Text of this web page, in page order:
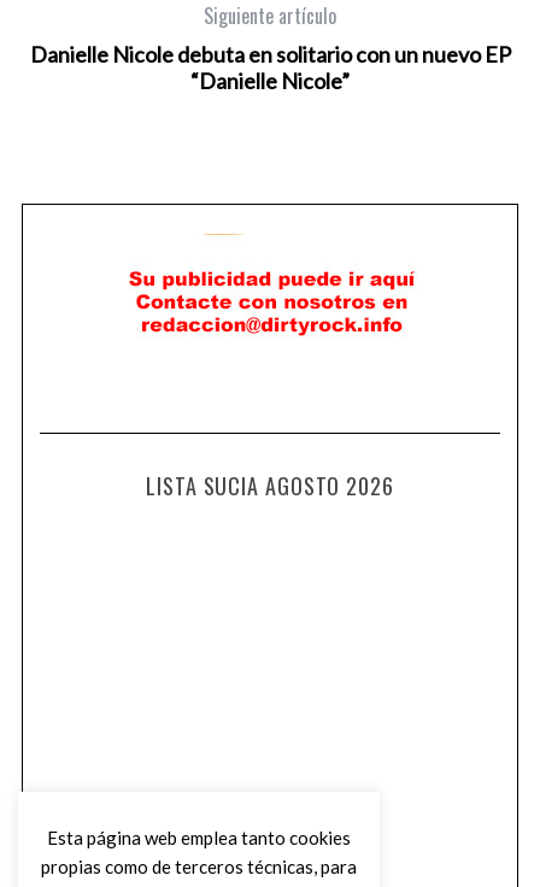
Siguiente artículo
Danielle Nicole debuta en solitario con un nuevo EP
“Danielle Nicole”
LISTA SUCIA AGOSTO 2026
Esta página web emplea tanto cookies
propias como de terceros técnicas, para